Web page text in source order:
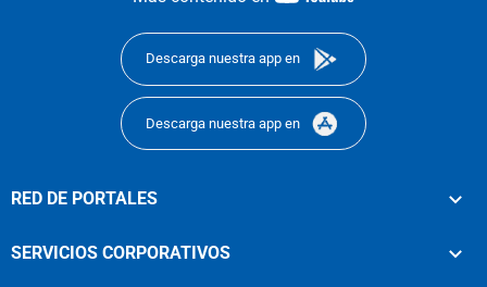
Descarga nuestra app en
Descarga nuestra app en
RED DE PORTALES
SERVICIOS CORPORATIVOS